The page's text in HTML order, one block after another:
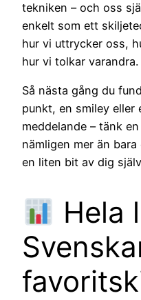
tekniken – och oss
enkelt som ett
hur vi uttrycker oss,
hur vi tolkar varandra.
Så nästa gång du
punkt, en smiley
meddelande – tänk
nämligen mer än
en liten bit av dig
Hela